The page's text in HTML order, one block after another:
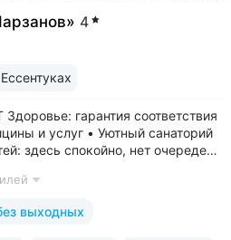
4
гарантия соответствия
и услуг • Уютный санаторий
здесь спокойно, нет очередей,
без выходных с 8:00 до 18:00 •
выходных